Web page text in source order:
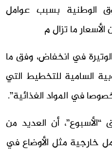
الوطنية بسبب عوامل
ما تزال م
في انخفاض، وفق ما
السامية للتخطيط التي
في المواد الغذائية”.
أن العديد من
خارجية مثل الأوضاع في